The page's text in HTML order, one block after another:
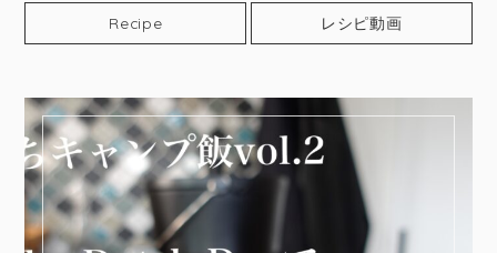
Recipe レシピ動画